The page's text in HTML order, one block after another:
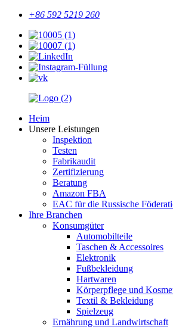
+86 592 5219 260
Heim
Unsere Leistungen
Inspektion
Testen
Fabrikaudit
Zertifizierung
Beratung
Amazon FBA
EAC für die Russische
Ihre Branchen
Konsumgüter
Automobilteile
Taschen & Accessoires
Elektronik
Fußbekleidung
Hartwaren
Körperpflege und
Textil & Bekleidung
Spielzeug
Ernährung und Landwirtschaft